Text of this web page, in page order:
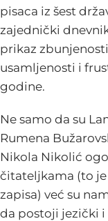
pisaca iz šest
zajednički
prikaz
usamljenosti i
godine.
Ne samo da su
Rumena
Nikola Nikolić
čitateljkama (to
zapisa) već su
da postoji jezički